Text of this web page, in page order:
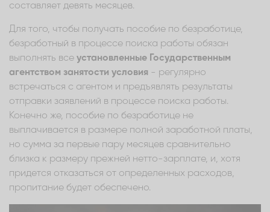
составляет девять месяцев.
Для того, чтобы получать пособие по безработице,
безработный в процессе поиска работы обязан
выполнять все установленные Государственным
агентством занятости условия - регулярно
встречаться с агентом и предъявлять результаты
отправки заявлений в процессе поиска работы.
Конечно же, пособие по безработице не
выплачивается в размере полной заработной платы,
но сумма за первые пару месяцев сравнительно
близка к размеру прежней нетто-зарплате, и, хотя
придется отказаться от определенных расходов,
пропитание будет обеспечено.